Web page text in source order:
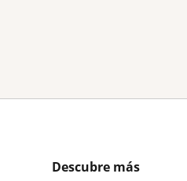
Descubre más